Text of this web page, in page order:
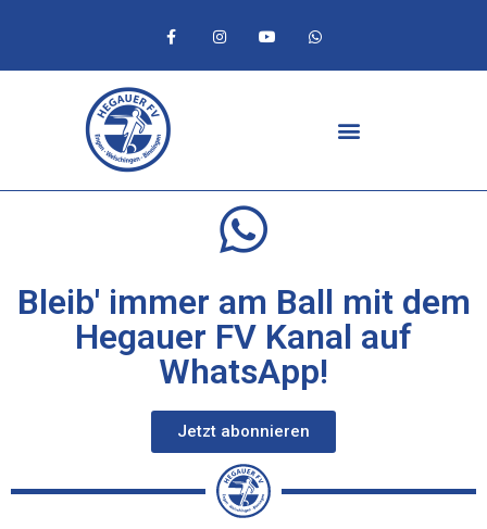
Bleib' immer am Ball mit dem
Hegauer FV Kanal auf
WhatsApp!
Jetzt abonnieren